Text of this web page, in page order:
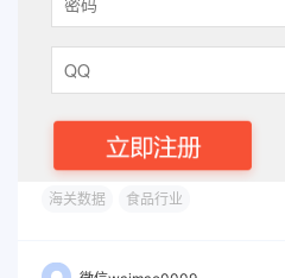
海关数据 食品行业